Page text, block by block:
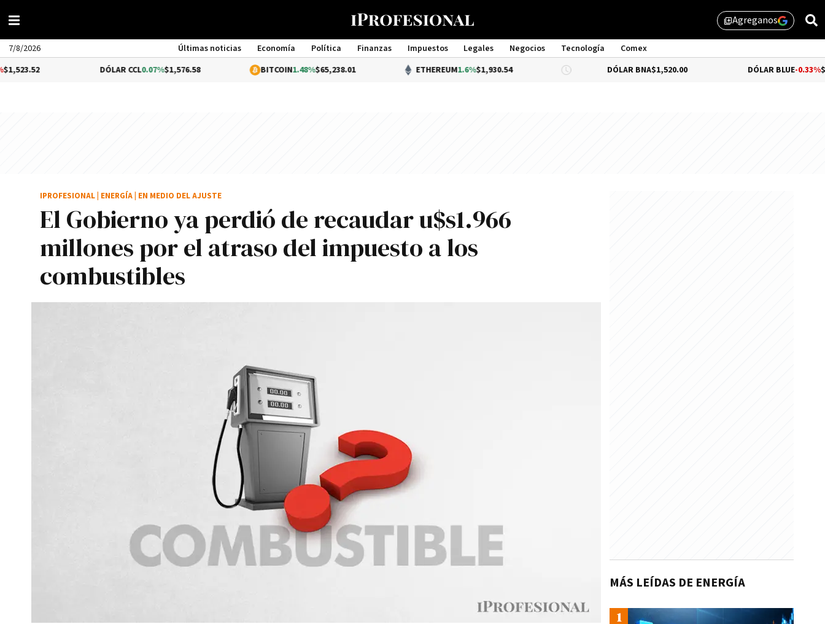
library_addAgreganos
7/8/2026 Últimas noticias Economía Política Finanzas Impuestos Legales Negocios Tecnología
Comex
Management
DÓLAR CCL0.07%$1,576.58 BITCOIN1.48%$65,238.01 ETHEREUM1.6%$1,930.54 DÓLAR BNA$1,520.00 DÓLAR BLUE-0.33%$1,525.00
El Gobierno ya perdió de recaudar u$s1.966
millones por el atraso del impuesto a los
combustibles
IPROFESIONAL ENERGÍA EN MEDIO DEL AJUSTE
MÁS LEÍDAS DE ENERGÍA